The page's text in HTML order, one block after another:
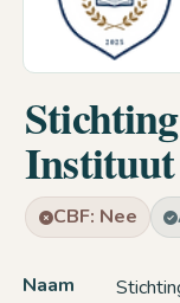
Instituut
CBF: Nee
Naam